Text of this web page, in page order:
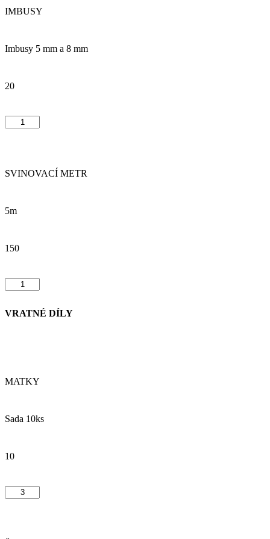
IMBUSY
Imbusy 5 mm a 8 mm
20
SVINOVACÍ METR
5m
150
VRATNÉ DÍLY
MATKY
Sada 10ks
10